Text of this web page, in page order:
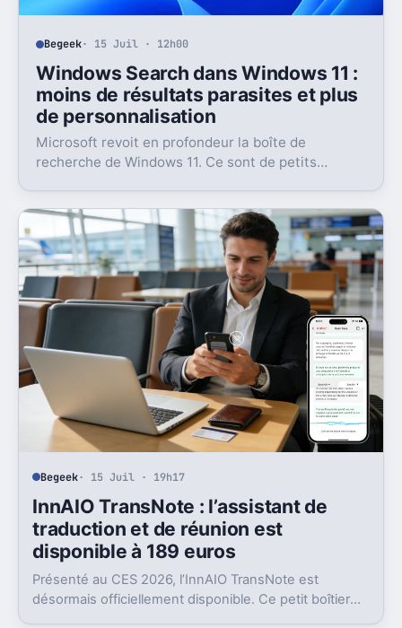
Begeek· 15 Juil · 12h00
Windows Search dans Windows 11 :
moins de résultats parasites et plus
de personnalisation
Microsoft revoit en profondeur la boîte de
recherche de Windows 11. Ce sont de petits
Begeek· 15 Juil · 19h17
InnAIO TransNote : l’assistant de
traduction et de réunion est
disponible à 189 euros
Présenté au CES 2026, l’InnAIO TransNote est
désormais officiellement disponible. Ce petit boîtier